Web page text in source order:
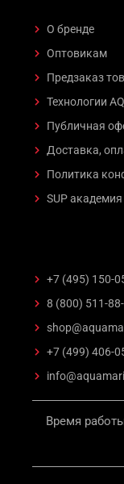
О бренде
Оптовикам
Предзаказ
Технологии
Публичная
Доставка,
Политика
SUP академия
+7 (495) 150-
8 (800) 511-
+7 (499) 406-
Время